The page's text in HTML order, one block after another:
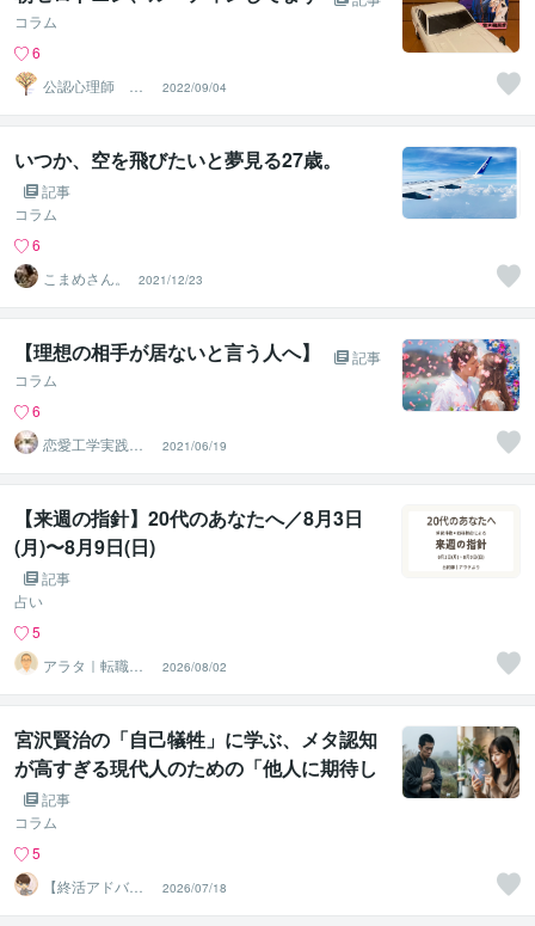
コラム
6
公認心理師 心
の相談所
2022/09/04
いつか、空を飛びたいと夢見る27歳。
記事
コラム
6
こまめさん。
2021/12/23
【理想の相手が居ないと言う人へ】
記事
コラム
6
恋愛工学実践コ
ンサルタント
2021/06/19
【来週の指針】20代のあなたへ／8月3日
(月)〜8月9日(日)
記事
占い
5
アラタ｜転職・
独立の時期を読
む東洋占術師
2026/08/02
宮沢賢治の「自己犠牲」に学ぶ、メタ認知
が高すぎる現代人のための「他人に期待し
ない技術」
記事
コラム
5
【終活アドバイ
ザー・雑談】せ
いお
2026/07/18